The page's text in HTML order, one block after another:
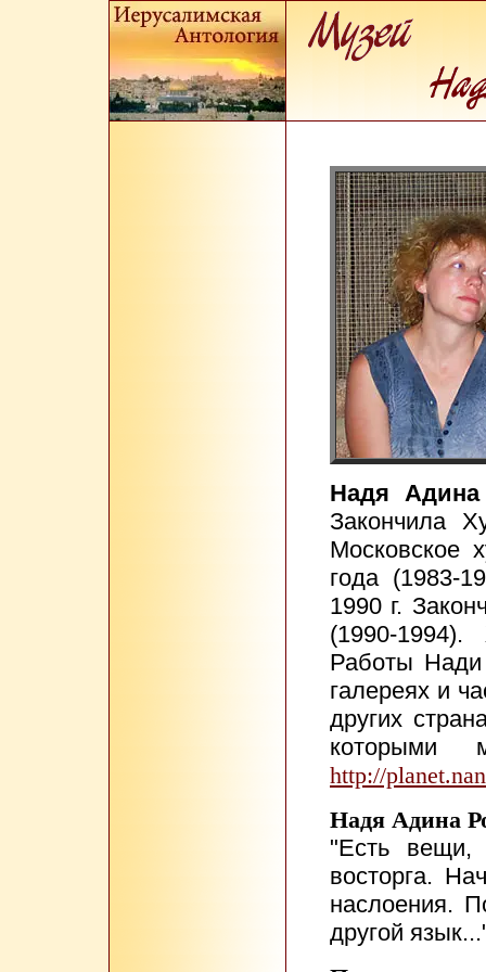
Надя
Закончила
Московское
года (1983-
1990 г.
(1990-
Работы Нади
галереях и
других
которыми
http://
Надя Адина
"Есть вещи,
восторга.
наслоения.
другой